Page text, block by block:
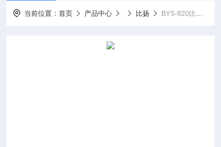
当前位置：首页 产品中心 比扬 BYS-820比扬 输液泵 含时间、容量模式